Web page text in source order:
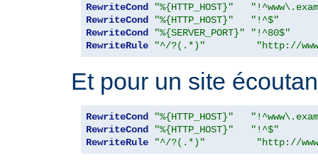
RewriteCond "%{HTTP_HOST}"
RewriteCond
"%{HTTP_HOST}"
"!^$"
RewriteCond
"%{SERVER_PORT}"
"!^80$"
RewriteRule
"^/?(.*)" "http://
Et pour un site
RewriteCond "%{HTTP_HOST}"
RewriteCond
"%{HTTP_HOST}"
"!^$"
RewriteRule
"^/?(.*)" "http://